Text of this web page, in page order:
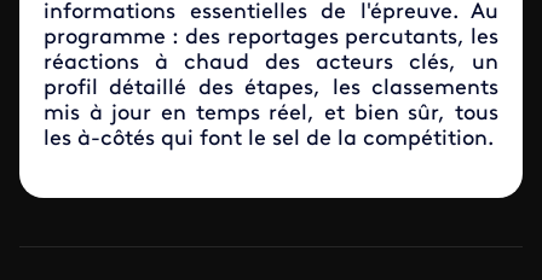
informations essentielles de l'épreuve. Au
programme : des reportages percutants, les
réactions à chaud des acteurs clés, un
profil détaillé des étapes, les classements
mis à jour en temps réel, et bien sûr, tous
les à-côtés qui font le sel de la compétition.